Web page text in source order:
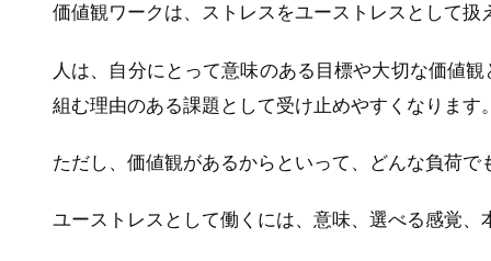
価値観ワークは、ストレスをユーストレスとして
人は、自分にとって意味のある目標や大切な価値
組む理由のある課題として受け止めやすくなります
ただし、価値観があるからといって、どんな負荷
ユーストレスとして働くには、意味、選べる感覚